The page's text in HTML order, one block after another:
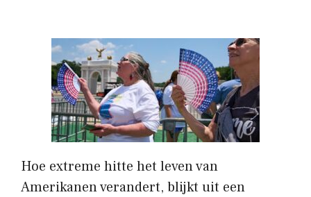
Hoe extreme hitte het leven van
Amerikanen verandert, blijkt uit een